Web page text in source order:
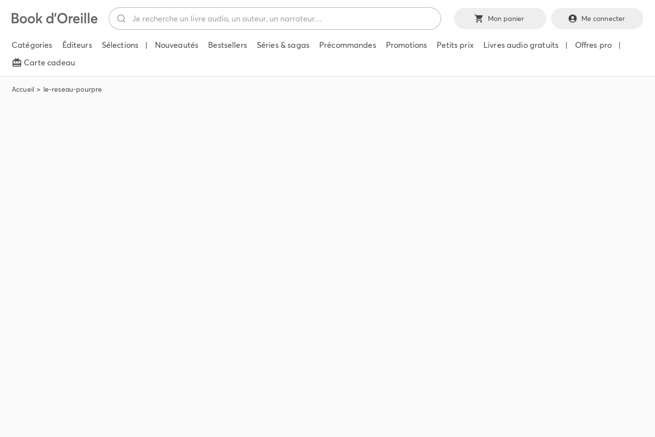
Mon panier Me connecter
Catégories Éditeurs Sélections | Nouveautés Bestsellers Séries & sagas Précommandes Promotions Petits prix Livres audio gratuits | Offres pro
|
Carte cadeau
Accueil le-reseau-pourpre